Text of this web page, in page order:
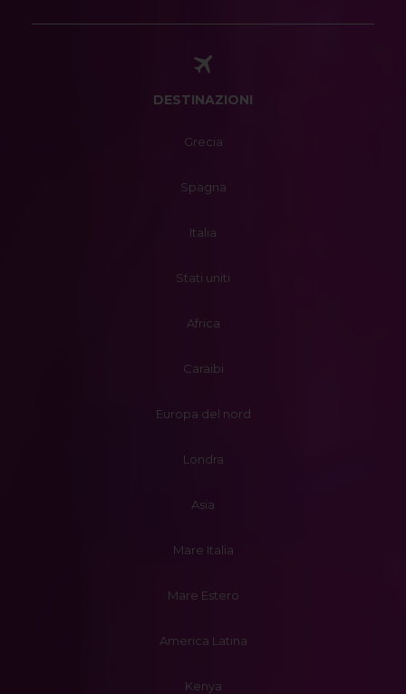
DESTINAZIONI
Grecia
Spagna
Italia
Stati uniti
Africa
Caraibi
Europa del nord
Londra
Asia
Mare Italia
Mare Estero
America Latina
Kenya